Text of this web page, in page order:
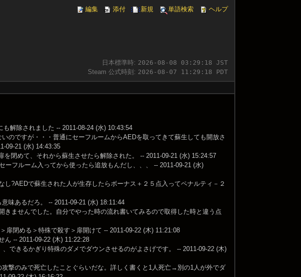
編集 添付 新規 単語検索 ヘルプ
日本標準時: 2026-08-08 03:29:19 JST
Steam 公式時刻: 2026-08-07 11:29:19 PDT
解除されました -- 2011-08-24 (水) 10:43:54
のですが・・・普通にセーフルームからAEDを取ってきて蘇生しても開放さ
09-21 (水) 14:43:35
閉めて、それから蘇生させたら解除された。 -- 2011-09-21 (水) 15:24:57
フルーム入ってから使ったら追放もんだし、、、 -- 2011-09-21 (水)
?AEDで蘇生された人が生存したらボーナス＋２５点入ってペナルティ－２
味あるだろ。 -- 2011-09-21 (水) 18:11:44
ませんでした。自分でやった時の流れ書いてみるので取得した時と違う点
扉閉める＞特殊で殺す＞扉開けて -- 2011-09-22 (木) 11:21:08
-- 2011-09-22 (木) 11:22:28
できるかぎり特殊のダメでダウンさせるのがよさげです。 -- 2011-09-22 (木)
撃のみで死亡したことぐらいだな。詳しく書くと1人死亡→別の1人が外でダ